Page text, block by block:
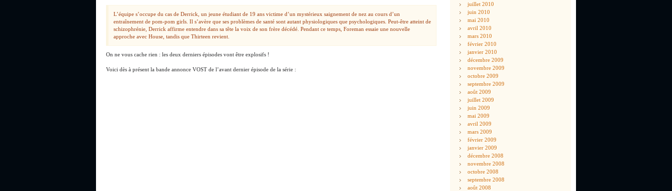
L’équipe s’occupe du cas de Derrick, un jeune étudiant de 19 ans victime d’un mystérieux saignement de nez au cours d’un
entraînement de pom-pom girls. Il s’avère que ses problèmes de santé sont autant physiologiques que psychologiques. Peut-être atteint de
schizophrénie, Derrick affirme entendre dans sa tête la voix de son frère décédé. Pendant ce temps, Foreman essaie une nouvelle
approche avec House, tandis que Thirteen revient.
On ne vous cache rien : les deux derniers épisodes vont être explosifs !
Voici dès à présent la bande annonce VOST de l’avant dernier épisode de la série :
juillet 2010
juin 2010
mai 2010
avril 2010
mars 2010
février 2010
janvier 2010
décembre 2009
novembre 2009
octobre 2009
septembre 2009
août 2009
juillet 2009
juin 2009
mai 2009
avril 2009
mars 2009
février 2009
janvier 2009
décembre 2008
novembre 2008
octobre 2008
septembre 2008
août 2008